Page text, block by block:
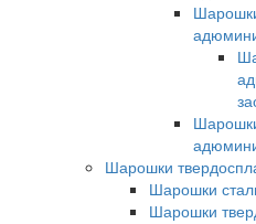
Шарошки
Шарошки
Шарошки